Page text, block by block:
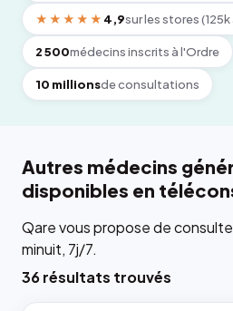
★★★★★ 4,9sur les stores (125k
2 500médecins inscrits à l'Ordre
10 millionsde consultations
Autres médecins
disponibles en
Qare vous propose de
minuit, 7j/7.
36 résultats trouvés